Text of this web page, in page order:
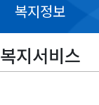
복지정보
복지서비스